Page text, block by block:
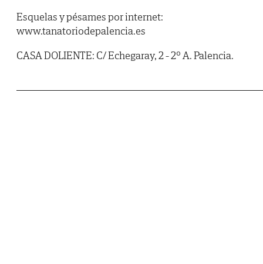
Esquelas y pésames por internet:
www.tanatoriodepalencia.es
CASA DOLIENTE: C/ Echegaray, 2 - 2º A. Palencia.